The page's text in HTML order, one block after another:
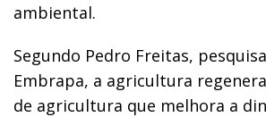
ambiental.
Segundo Pedro Freitas,
Embrapa, a agricultura
de agricultura que melhora a